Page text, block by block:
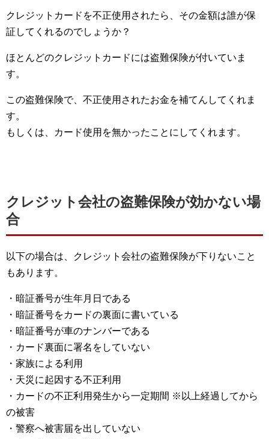
クレジットカードを不正使用されたら、その金額は誰が保
証してくれるのでしょうか？
ほとんどのクレジットカードには盗難保険が付いていま
す。
この盗難保険で、不正使用されたお金を補てんしてくれま
す。
もしくは、カード使用を無かったことにしてくれます。
クレジット会社の盗難保険が効かない場
合
以下の場合は、クレジット会社の盗難保険が下りないこと
もあります。
・暗証番号が生年月日である
・暗証番号をカードの裏面に書いている
・暗証番号が車のナンバーである
・カード裏面に署名をしていない
・家族による利用
・天災に起因する不正利用
・カードの不正利用発生から一定期間 ※以上経過してから
の被害
・警察へ被害届を出していない